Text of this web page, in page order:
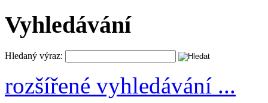
Vyhledávání
Hledaný výraz:
rozšířené vyhledávání ...